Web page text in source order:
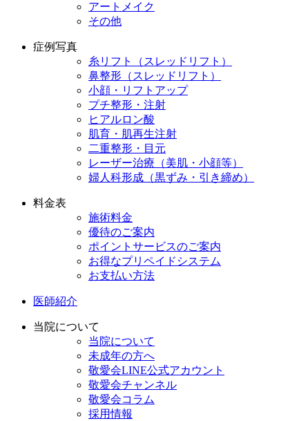
アートメイク
その他
症例写真
糸リフト（スレッドリフト）
鼻整形（スレッドリフト）
小顔・リフトアップ
プチ整形・注射
ヒアルロン酸
肌育・肌再生注射
二重整形・目元
レーザー治療（美肌・小顔等）
婦人科形成（黒ずみ・引き締め）
料金表
施術料金
優待のご案内
ポイントサービスのご案内
お得なプリペイドシステム
お支払い方法
医師紹介
当院について
当院について
未成年の方へ
敬愛会LINE公式アカウント
敬愛会チャンネル
敬愛会コラム
採用情報